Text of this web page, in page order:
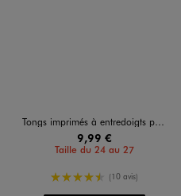
Tongs imprimés à entredoigts pailleté et bride élastique fille - Stitch
9,99 €
Taille du 24 au 27
4.5/5 de moyenne
(10 avis)